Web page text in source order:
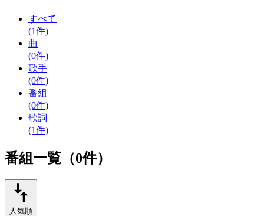
すべて
(1件)
曲
(0件)
歌手
(0件)
番組
(0件)
歌詞
(1件)
番組一覧（0件）
人気順